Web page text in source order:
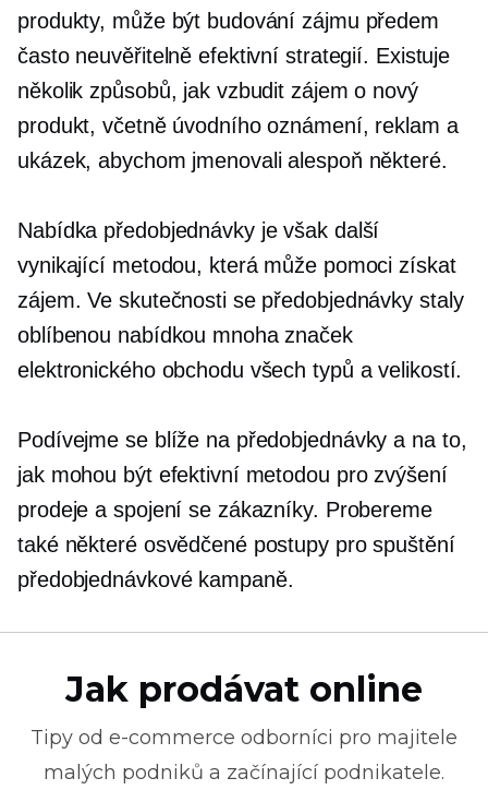
produkty, může být budování zájmu předem
často neuvěřitelně efektivní strategií. Existuje
několik způsobů, jak vzbudit zájem o nový
produkt, včetně úvodního oznámení, reklam a
ukázek, abychom jmenovali alespoň některé.
Nabídka předobjednávky je však další
vynikající metodou, která může pomoci získat
zájem. Ve skutečnosti se předobjednávky staly
oblíbenou nabídkou mnoha značek
elektronického obchodu všech typů a velikostí.
Podívejme se blíže na předobjednávky a na to,
jak mohou být efektivní metodou pro zvýšení
prodeje a spojení se zákazníky. Probereme
také některé osvědčené postupy pro spuštění
předobjednávkové kampaně.
Jak prodávat online
Tipy od e-commerce odborníci pro majitele
malých podniků a začínající podnikatele.